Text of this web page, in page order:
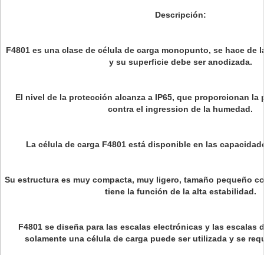
Descripción:
F4801 es una clase de célula de carga monopunto, se hace de
y su superficie debe ser anodizada.
El nivel de la protección alcanza a IP65, que proporcionan la
contra el ingression de la humedad.
La célula de carga F4801 está disponible en las
Su estructura es muy compacta, muy ligero, tamaño pequeño
tiene la función de la alta estabilidad.
F4801 se diseña para las escalas electrónicas y las escalas
solamente una célula de carga puede ser utilizada y se